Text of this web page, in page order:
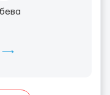
⟶